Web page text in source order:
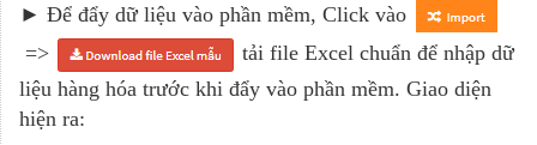
► Để đẩy dữ liệu vào phần mềm, Click vào
=>
tải file Excel chuẩn để nhập dữ
liệu hàng hóa trước khi đẩy vào phần mềm. Giao diện
hiện ra: